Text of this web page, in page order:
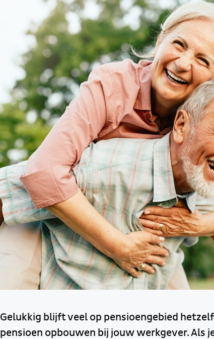
Gelukkig blijft veel op pensioengebied
pensioen opbouwen bij jouw werkgever. Als